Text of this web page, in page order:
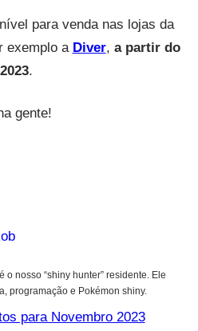
para venda nas lojas da
exemplo a Diver, a partir do
.
gente!
o nosso “shiny hunter” residente. Ele
programação e Pokémon shiny.
para Novembro 2023